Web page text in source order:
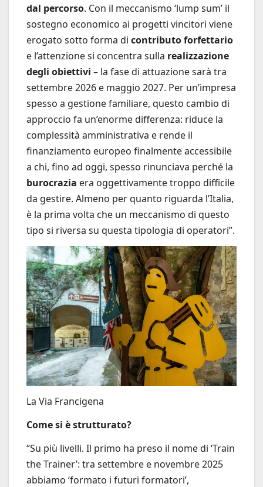
dal percorso. Con il meccanismo ‘lump sum’ il
sostegno economico ai progetti vincitori viene
erogato sotto forma di contributo forfettario
e l’attenzione si concentra sulla realizzazione
degli obiettivi – la fase di attuazione sarà tra
settembre 2026 e maggio 2027. Per un’impresa
spesso a gestione familiare, questo cambio di
approccio fa un’enorme differenza: riduce la
complessità amministrativa e rende il
finanziamento europeo finalmente accessibile
a chi, fino ad oggi, spesso rinunciava perché la
burocrazia era oggettivamente troppo difficile
da gestire. Almeno per quanto riguarda l’Italia,
è la prima volta che un meccanismo di questo
tipo si riversa su questa tipologia di operatori”.
La Via Francigena
Come si è strutturato?
“Su più livelli. Il primo ha preso il nome di ‘Train
the Trainer’: tra settembre e novembre 2025
abbiamo ‘formato i futuri formatori’,